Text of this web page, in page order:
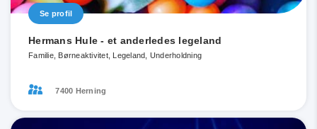
Se profil
Hermans Hule - et anderledes legeland
Familie, Børneaktivitet, Legeland, Underholdning
7400 Herning